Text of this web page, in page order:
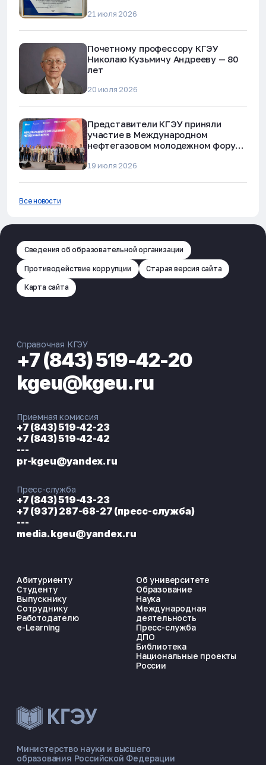
ЭНЕРГОКОД — ПОМОЩНИК КГЭУ
мошенничества»
21 июля 2026
Почетному профессору КГЭУ
Николаю Кузьмичу Андрееву — 80
лет
20 июля 2026
Представители КГЭУ приняли
участие в Международном
нефтегазовом молодежном форуме
19 июля 2026
Все новости
Сведения об образовательной организации
Противодействие коррупции Старая версия сайта
Карта сайта
Министерство науки и высшего
образования Российской Федерации
Абитуриенту
Студенту
Выпускнику
Сотруднику
Работодателю
e-Learning
Об университете
Образование
Наука
Международная
деятельность
Пресс-служба
ДПО
Библиотека
Национальные проекты
России
Справочная КГЭУ
+7 (843) 519-42-20
kgeu@kgeu.ru
Приемная комиссия
+7 (843) 519-42-23
+7 (843) 519-42-42
---
pr-kgeu@yandex.ru
Пресс-служба
+7 (843) 519-43-23
+7 (937) 287-68-27 (пресс-служба)
---
media.kgeu@yandex.ru